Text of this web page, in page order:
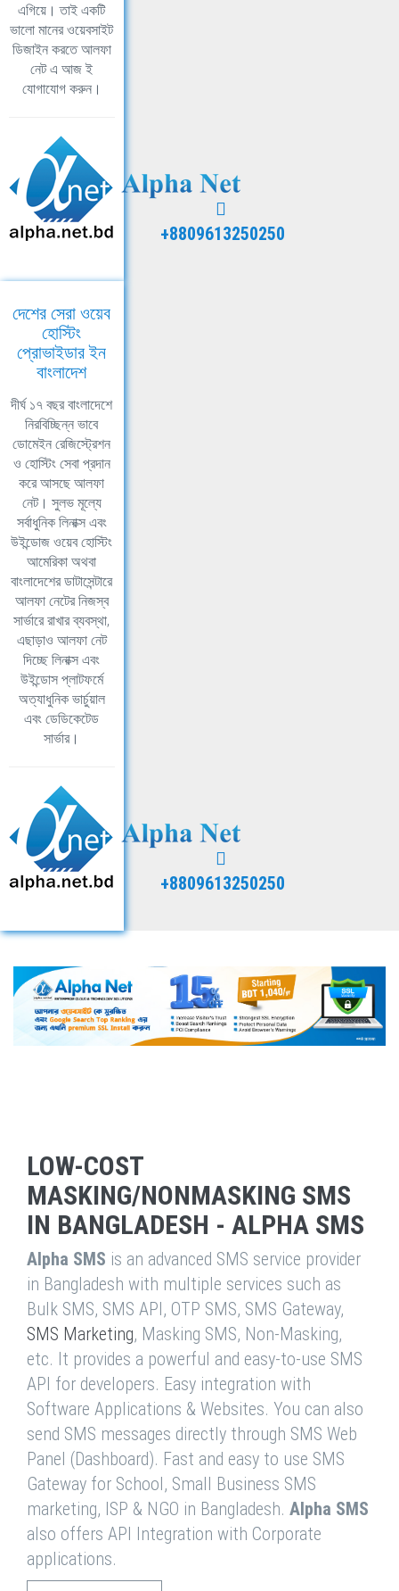
এগিয়ে। তাই একটি
ভালো মানের ওয়েবসাইট
ডিজাইন করতে আলফা
নেট এ আজ ই
যোগাযোগ করুন।
+8809613250250
দেশের সেরা ওয়েব
হোস্টিং
প্রোভাইডার ইন
বাংলাদেশ
দীর্ঘ ১৭ বছর বাংলাদেশে
নিরবিচ্ছিন্ন ভাবে
ডোমেইন রেজিস্ট্রেশন
ও হোস্টিং সেবা প্রদান
করে আসছে আলফা
নেট। সুলভ মূল্যে
সর্বাধুনিক লিনাক্স এবং
উইন্ডোজ ওয়েব হোস্টিং
আমেরিকা অথবা
বাংলাদেশের ডাটাসেন্টারে
আলফা নেটের নিজস্ব
সার্ভারে রাখার ব্যবস্থা,
এছাড়াও আলফা নেট
দিচ্ছে লিনাক্স এবং
উইন্ডোস প্লাটফর্মে
অত্যাধুনিক ভার্চুয়াল
এবং ডেডিকেটেড
সার্ভার।
+8809613250250
LOW-COST
MASKING/NONMASKING SMS
IN BANGLADESH - ALPHA SMS
Alpha SMS is an advanced SMS service provider
in Bangladesh with multiple services such as
Bulk SMS, SMS API, OTP SMS, SMS Gateway,
SMS Marketing, Masking SMS, Non-Masking,
etc. It provides a powerful and easy-to-use SMS
API for developers. Easy integration with
Software Applications & Websites. You can also
send SMS messages directly through SMS Web
Panel (Dashboard). Fast and easy to use SMS
Gateway for School, Small Business SMS
marketing, ISP & NGO in Bangladesh. Alpha SMS
also offers API Integration with Corporate
applications.